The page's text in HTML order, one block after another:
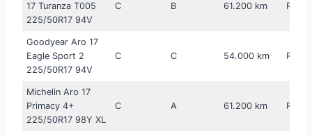
17 Turanza T005
225/50R17 94V
C B 61.200 km R$
Goodyear Aro 17
Eagle Sport 2
225/50R17 94V
C C 54.000 km R$
Michelin Aro 17
Primacy 4+
225/50R17 98Y XL
C A 61.200 km R$